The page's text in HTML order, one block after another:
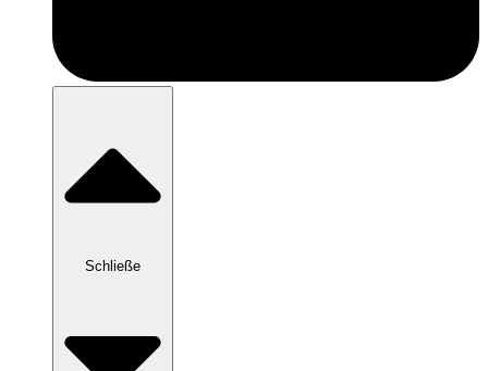
Schließe